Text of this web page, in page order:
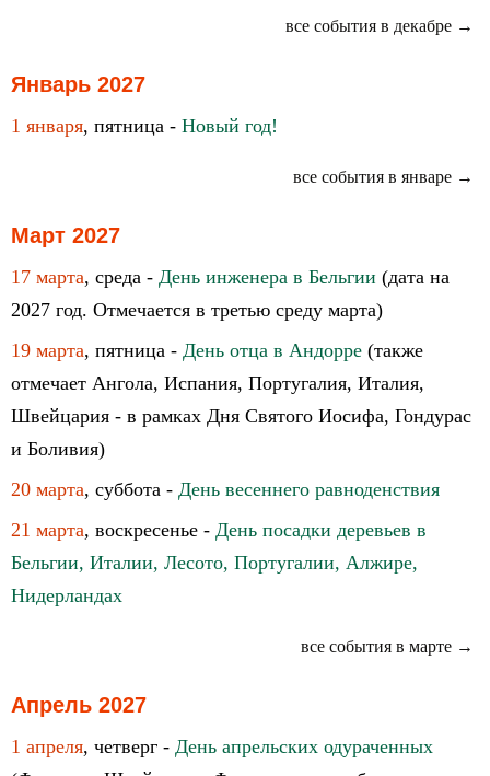
все события в декабре →
Январь 2027
1 января, пятница - Новый год!
все события в январе →
Март 2027
17 марта, среда - День инженера в Бельгии (дата на
2027 год. Отмечается в третью среду марта)
19 марта, пятница - День отца в Андорре (также
отмечает Ангола, Испания, Португалия, Италия,
Швейцария - в рамках Дня Святого Иосифа, Гондурас
и Боливия)
20 марта, суббота - День весеннего равноденствия
21 марта, воскресенье - День посадки деревьев в
Бельгии, Италии, Лесото, Португалии, Алжире,
Нидерландах
все события в марте →
Апрель 2027
1 апреля, четверг - День апрельских одураченных